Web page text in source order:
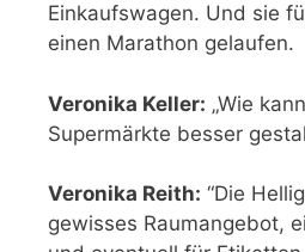
Einkaufswagen. Und sie
einen Marathon gelaufen.
Veronika Keller: „Wie
Supermärkte besser
Veronika Reith: “Die
gewisses Raumangebot,